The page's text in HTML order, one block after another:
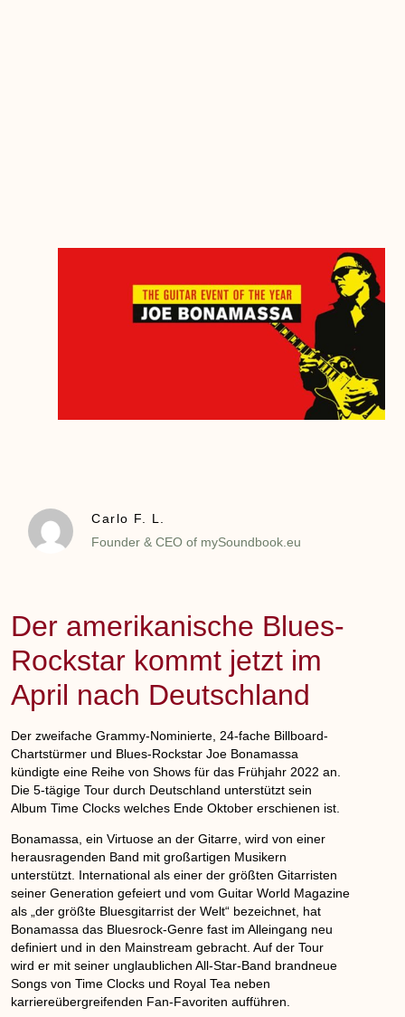
Carlo F. L.
Founder & CEO of mySoundbook.eu
Der amerikanische Blues-
Rockstar kommt jetzt im
April nach Deutschland
Der zweifache Grammy-Nominierte, 24-fache Billboard-
Chartstürmer und Blues-Rockstar Joe Bonamassa
kündigte eine Reihe von Shows für das Frühjahr 2022 an.
Die 5-tägige Tour durch Deutschland unterstützt sein
Album Time Clocks welches Ende Oktober erschienen ist.
Bonamassa, ein Virtuose an der Gitarre, wird von einer
herausragenden Band mit großartigen Musikern
unterstützt. International als einer der größten Gitarristen
seiner Generation gefeiert und vom Guitar World Magazine
als „der größte Bluesgitarrist der Welt“ bezeichnet, hat
Bonamassa das Bluesrock-Genre fast im Alleingang neu
definiert und in den Mainstream gebracht. Auf der Tour
wird er mit seiner unglaublichen All-Star-Band brandneue
Songs von Time Clocks und Royal Tea neben
karriereübergreifenden Fan-Favoriten aufführen.